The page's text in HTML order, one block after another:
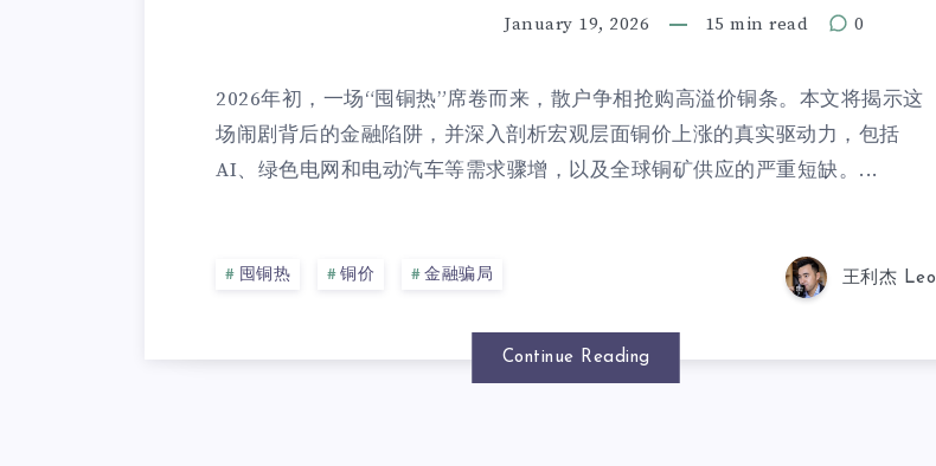
January 19, 2026 15 min read 0
2026年初，一场“囤铜热”席卷而来，散户争相抢购高溢价铜条。本文将揭示这
场闹剧背后的金融陷阱，并深入剖析宏观层面铜价上涨的真实驱动力，包括
AI、绿色电网和电动汽车等需求骤增，以及全球铜矿供应的严重短缺。...
囤铜热 铜价 金融骗局 王利杰 Leo
Continue Reading